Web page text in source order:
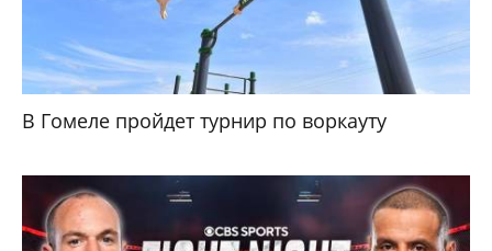
В Гомеле пройдет турнир по воркауту